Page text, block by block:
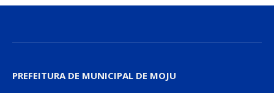
PREFEITURA DE MUNICIPAL DE MOJU